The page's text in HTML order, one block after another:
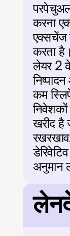
करना
एक्सचेंज
करता
लेयर 2
कम
खरीद है
अनुमान